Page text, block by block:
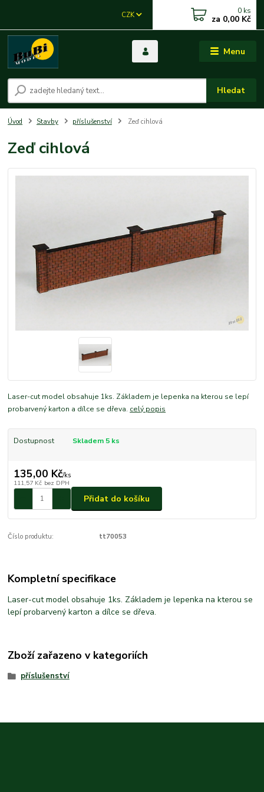
Menu
CZK
Hledat
0 ks
za 0,00 Kč
Úvod Stavby příslušenství Zeď cihlová
Zeď cihlová
Laser-cut model obsahuje 1ks. Základem je lepenka na kterou se lepí
probarvený karton a dílce se dřeva. celý popis
Dostupnost Skladem 5 ks
135,00 Kč/ks
111,57 Kč bez DPH
Přidat do košíku
Číslo produktu: tt70053
Kompletní specifikace
Laser-cut model obsahuje 1ks. Základem je lepenka na kterou se
lepí probarvený karton a dílce se dřeva.
Zboží zařazeno v kategoriích
příslušenství